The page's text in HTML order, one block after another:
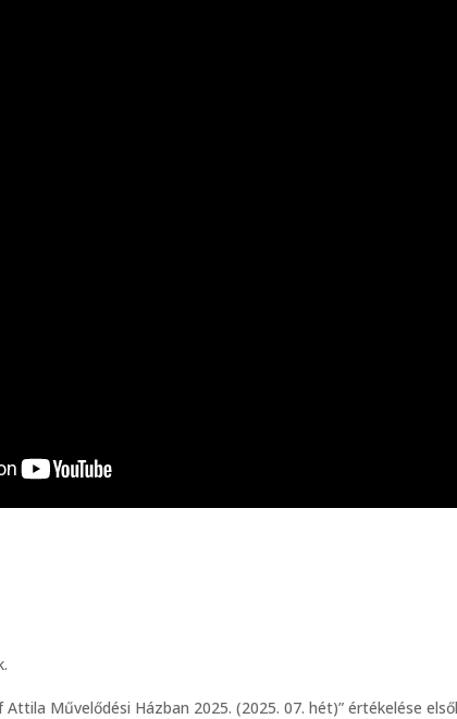
Attila Művelődési Házban 2025. (2025. 07. hét)” értékelése